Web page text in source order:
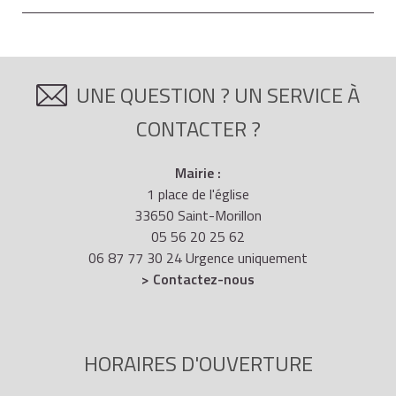
UNE QUESTION ? UN SERVICE À
CONTACTER ?
Mairie :
1 place de l'église
33650 Saint-Morillon
05 56 20 25 62
06 87 77 30 24 Urgence uniquement
> Contactez-nous
HORAIRES D'OUVERTURE